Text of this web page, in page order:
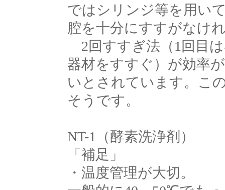
ではシリンジ等を用い
腔を十分にすすがなけ
2回すすぎ法（1回目
器材をすすぐ）が効率
いとされています。こ
そうです。
NT-1（酵素洗浄剤）
「補足」
・温度管理が大切。